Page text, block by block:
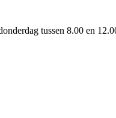
tussen 8.00 en